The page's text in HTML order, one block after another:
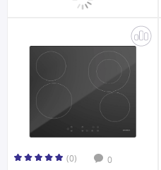
(0) 0